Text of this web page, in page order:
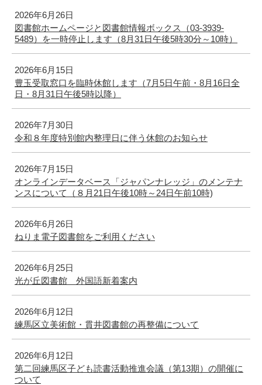
2026年6月26日
図書館ホームページと図書館情報ボックス（03-3939-
5489）を一時停止します（8月31日午後5時30分～10時）
2026年6月15日
豊玉受取窓口を臨時休館します（7月5日午前・8月16日全
日・8月31日午後5時以降）
2026年7月30日
令和８年度特別館内整理日に伴う休館のお知らせ
2026年7月15日
オンラインデータベース「ジャパンナレッジ」のメンテナ
ンスについて（８月21日午後10時～24日午前10時)
2026年6月26日
ねりま電子図書館をご利用ください
2026年6月25日
光が丘図書館 外国語新着案内
2026年6月12日
練馬区立美術館・貫井図書館の再整備について
2026年6月12日
第二回練馬区子ども読書活動推進会議（第13期）の開催に
ついて